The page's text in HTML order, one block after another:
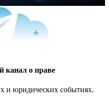
о праве
и юридических событиях.